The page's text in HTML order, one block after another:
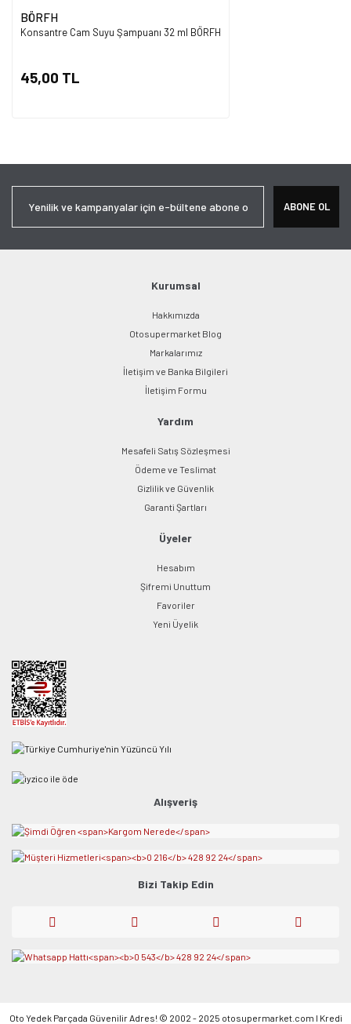
BÖRFH
Konsantre Cam Suyu Şampuanı 32 ml BÖRFH
45,00 TL
ABONE OL
Kurumsal
Hakkımızda
Otosupermarket Blog
Markalarımız
İletişim ve Banka Bilgileri
İletişim Formu
Yardım
Mesafeli Satış Sözleşmesi
Ödeme ve Teslimat
Gizlilik ve Güvenlik
Garanti Şartları
Üyeler
Hesabım
Şifremi Unuttum
Favoriler
Yeni Üyelik
Alışveriş
Bizi Takip Edin
Oto Yedek Parçada Güvenilir Adres! © 2002 - 2025 otosupermarket.com l Kredi